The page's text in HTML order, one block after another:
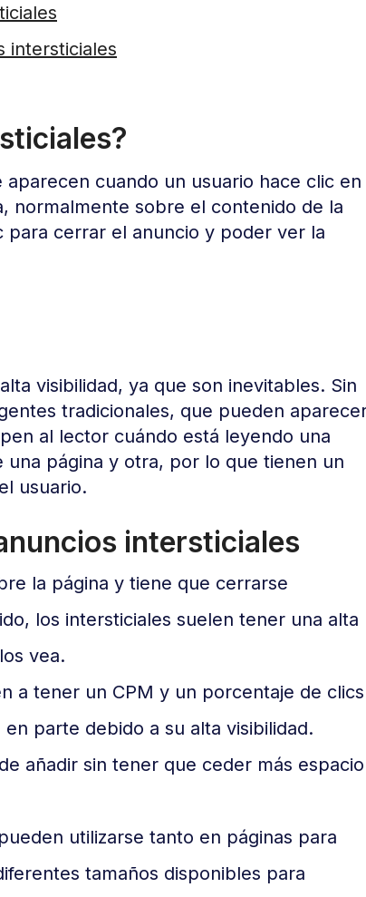
intersticiales
aparecen cuando un usuario hace clic en
normalmente sobre el contenido de la
para cerrar el anuncio y poder ver la
visibilidad, ya que son inevitables. Sin
tradicionales, que pueden
al lector cuándo está leyendo una
página y otra, por lo que tienen un
usuario.
intersticiales
la página y tiene que cerrarse
los intersticiales suelen tener una alta
vea.
a tener un CPM y un porcentaje de clics
parte debido a su alta visibilidad.
añadir sin tener que ceder más espacio
utilizarse tanto en páginas para
tamaños disponibles para